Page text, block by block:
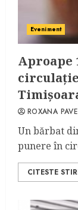
Eveniment
Aproape
ROXANA
Un bărbat
punere în
CITESTE